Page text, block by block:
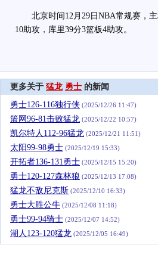
北京时间12月29日NBA常规赛，主
10助攻，库里39分3篮板4助攻。
更多关于 猛龙 勇士 的新闻
勇士126-116独行侠 (2025/12/26 11:47)
篮网96-81击败猛龙 (2025/12/22 10:57)
凯尔特人112-96猛龙 (2025/12/21 11:51)
太阳99-98勇士 (2025/12/19 15:33)
开拓者136-131勇士 (2025/12/15 15:20)
勇士120-127森林狼 (2025/12/13 17:08)
猛龙不敌尼克斯 (2025/12/10 16:33)
勇士大胜公牛 (2025/12/08 11:18)
勇士99-94骑士 (2025/12/07 14:52)
湖人123-120猛龙 (2025/12/05 16:49)